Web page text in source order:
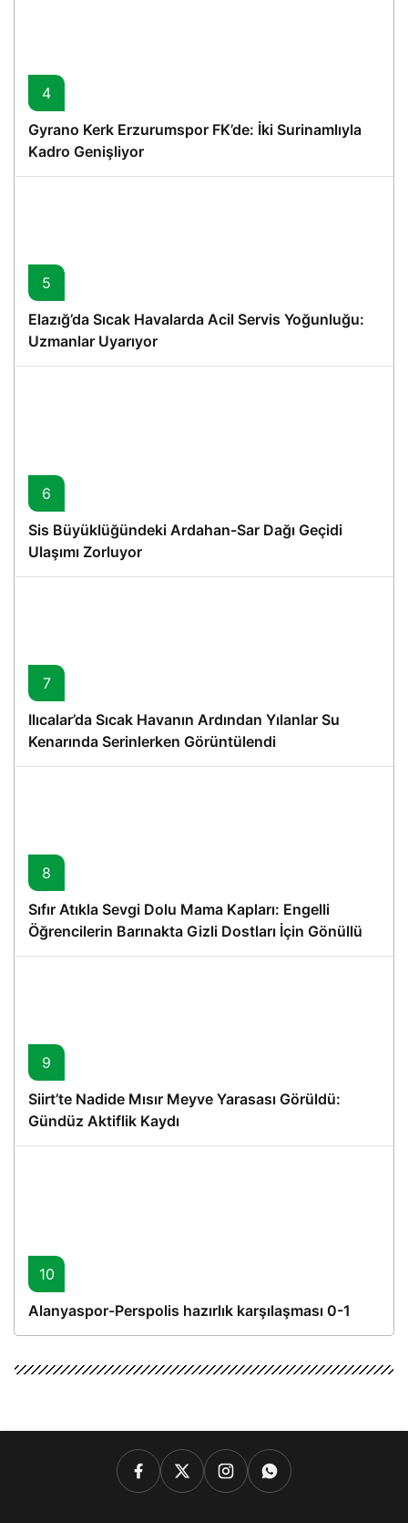
4
Gyrano Kerk Erzurumspor FK’de: İki Surinamlıyla
Kadro Genişliyor
5
Elazığ’da Sıcak Havalarda Acil Servis Yoğunluğu:
Uzmanlar Uyarıyor
6
Sis Büyüklüğündeki Ardahan-Sar Dağı Geçidi
Ulaşımı Zorluyor
7
Ilıcalar’da Sıcak Havanın Ardından Yılanlar Su
Kenarında Serinlerken Görüntülendi
8
Sıfır Atıkla Sevgi Dolu Mama Kapları: Engelli
Öğrencilerin Barınakta Gizli Dostları İçin Gönüllü
Proje
9
Siirt’te Nadide Mısır Meyve Yarasası Görüldü:
Gündüz Aktiflik Kaydı
10
Alanyaspor-Perspolis hazırlık karşılaşması 0-1